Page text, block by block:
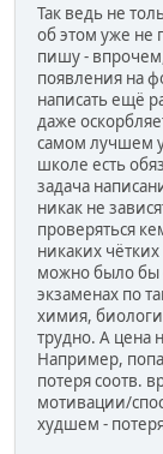
Так ведь не
об этом уже не
пишу -
появления на
написать ещё
даже
самом лучшем
школе есть
задача
никак не
проверяться
никаких
можно было бы
экзаменах по
химия,
трудно. А цена
Например,
потеря соотв.
мотивации/
худшем -